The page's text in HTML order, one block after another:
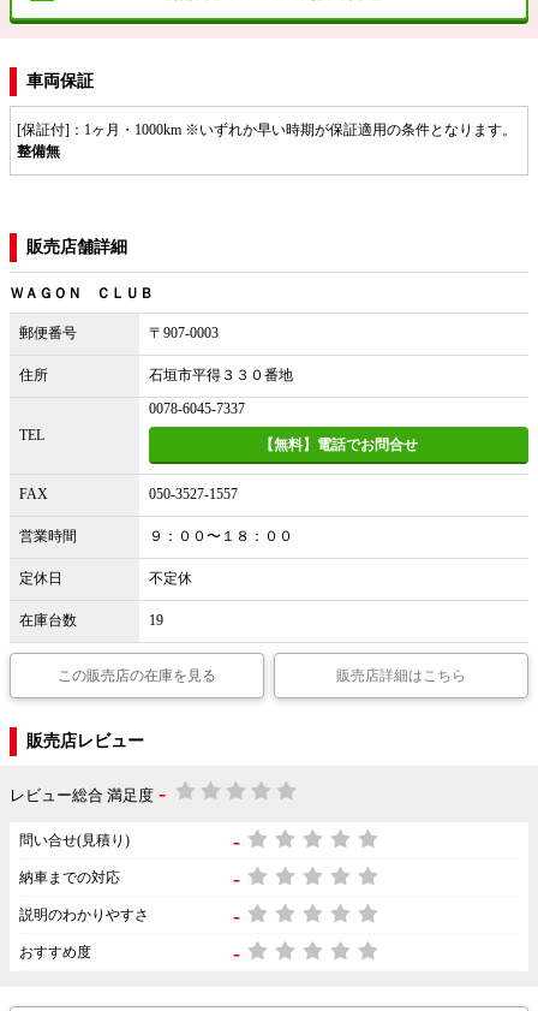
車両保証
[保証付]：1ヶ月・1000km ※いずれか早い時期が保証適用の条件となります。
整備無
販売店舗詳細
ＷＡＧＯＮ ＣＬＵＢ
郵便番号 〒907-0003
住所 石垣市平得３３０番地
TEL
0078-6045-7337
【無料】電話でお問合せ
FAX 050-3527-1557
営業時間 ９：００〜１８：００
定休日 不定休
在庫台数 19
この販売店の在庫を見る 販売店詳細はこちら
販売店レビュー
レビュー総合 満足度 -
問い合せ(見積り) -
納車までの対応 -
説明のわかりやすさ -
おすすめ度 -